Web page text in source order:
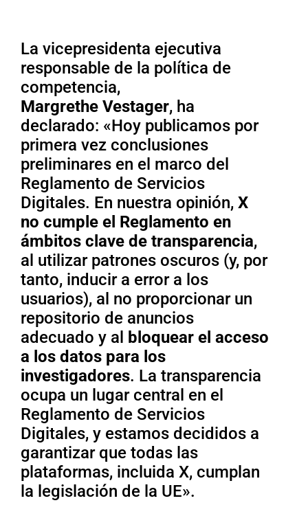
La vicepresidenta ejecutiva
responsable de la política de
competencia,
Margrethe Vestager, ha
declarado: «Hoy publicamos por
primera vez conclusiones
preliminares en el marco del
Reglamento de Servicios
Digitales. En nuestra opinión, X
no cumple el Reglamento en
ámbitos clave de transparencia,
al utilizar patrones oscuros (y, por
tanto, inducir a error a los
usuarios), al no proporcionar un
repositorio de anuncios
adecuado y al
bloquear el acceso
a los datos para los
investigadores. La transparencia
ocupa un lugar central en el
Reglamento de Servicios
Digitales, y estamos decididos a
garantizar que todas las
plataformas, incluida X, cumplan
la legislación de la UE».